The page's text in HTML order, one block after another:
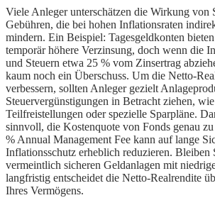
Viele Anleger unterschätzen die Wirkung von
Gebühren, die bei hohen Inflationsraten
mindern. Ein Beispiel: Tagesgeldkonten
temporär höhere Verzinsung, doch wenn die
und Steuern etwa 25 % vom Zinsertrag
kaum noch ein Überschuss. Um die Netto-
verbessern, sollten Anleger gezielt
Steuervergünstigungen in Betracht ziehen,
Teilfreistellungen oder spezielle Sparpläne.
sinnvoll, die Kostenquote von Fonds genau
% Annual Management Fee kann auf lange
Inflationsschutz erheblich reduzieren. Bleiben
vermeintlich sicheren Geldanlagen mit
langfristig entscheidet die Netto-Realrendite
Ihres Vermögens.